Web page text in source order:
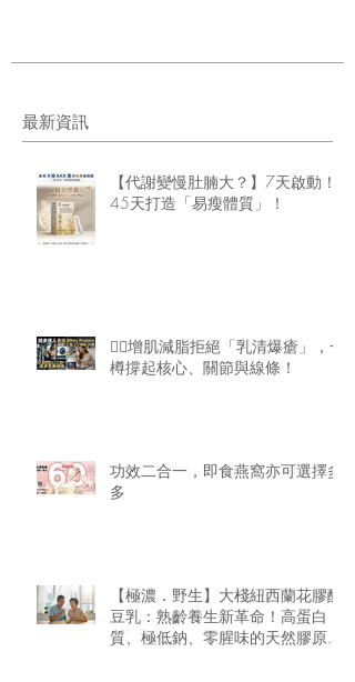
最新資訊
【代謝變慢肚腩大？】7天啟動！
45天打造「易瘦體質」！
🏋️‍♂️增肌減脂拒絕「乳清爆瘡」，一
樽撐起核心、關節與線條！
功效二合一，即食燕窩亦可選擇多
多
【極濃．野生】大棧紐西蘭花膠醇
豆乳：熟齡養生新革命！高蛋白
質、極低鈉、零腥味的天然膠原精